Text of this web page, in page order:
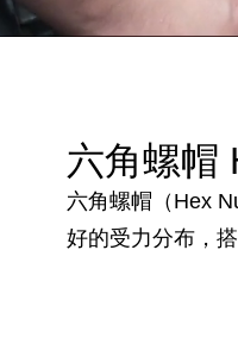
六角螺帽
六角螺帽（Hex
好的受力分布，